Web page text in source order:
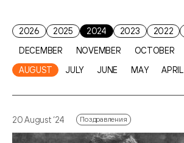
2026 2025 2024 2023 2022
DECEMBER
NOVEMBER OCTOBER
AUGUST
JULY JUNE MAY APRIL
20 August ‘24 Поздравления